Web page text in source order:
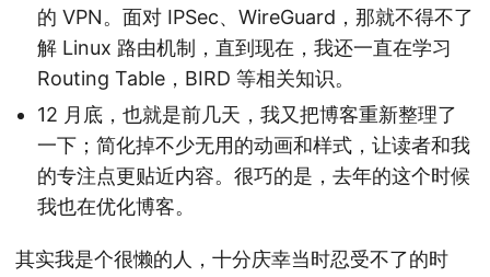
的 VPN。面对 IPSec、WireGuard，那就不得不了
解 Linux 路由机制，直到现在，我还一直在学习
Routing Table，BIRD 等相关知识。
12 月底，也就是前几天，我又把博客重新整理了
一下；简化掉不少无用的动画和样式，让读者和我
的专注点更贴近内容。很巧的是，去年的这个时候
我也在优化博客。
其实我是个很懒的人，十分庆幸当时忍受不了的时